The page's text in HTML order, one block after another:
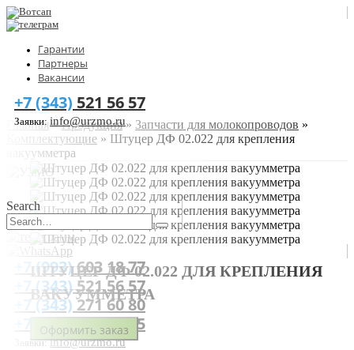
Гарантии
Партнеры
Вакансии
+7 (343) 521 56 57
Заявки:info@urzmo.ru
Search
+7 (993)603 18 77
+7 (343)521 56 57
+7 (343)271 60 80
+7 (900)205 18 55
Заявки:info@urzmo.ru
Главная»Продукция» Запчасти для молокопроводов »
Комплектующие » Штуцер ДФ 02.022 для крепления
вакуумметра
ШТУЦЕР ДФ 02.022 ДЛЯ КРЕПЛЕНИЯ
ВАКУУММЕТРА
Оформить заказ